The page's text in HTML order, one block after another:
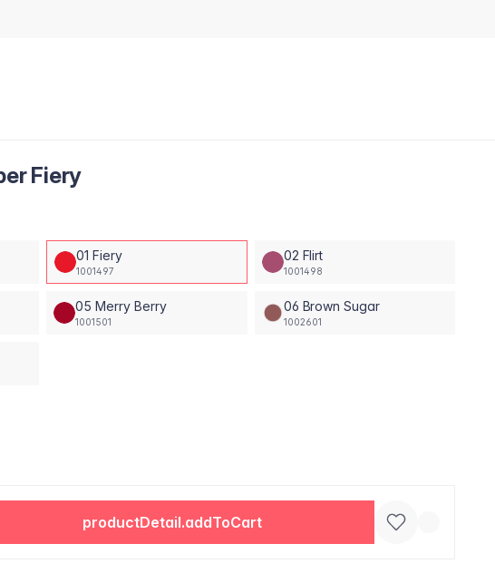
Fiery
01 Fiery
1001497
02 Flirt
1001498
05 Merry Berry
1001501
06 Brown Sugar
1002601
productDetail.addToCart